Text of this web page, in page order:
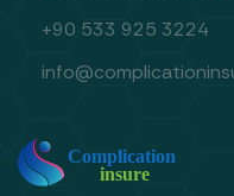
+90 533 925 3224